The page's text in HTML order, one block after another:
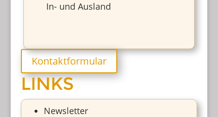
In- und Ausland
Kontaktformular
LINKS
Newsletter